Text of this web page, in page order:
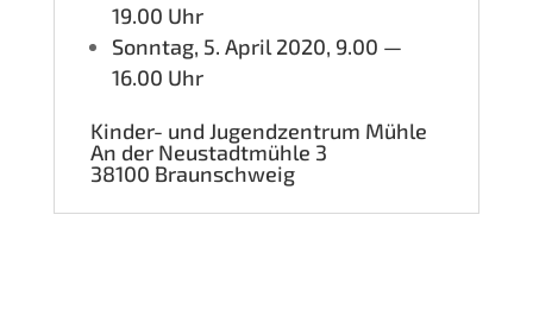
19.00 Uhr
Sonn­tag, 5. April 2020, 9.00 —
16.00 Uhr
Kin­der- und Jugend­zen­trum Mühle
An der Neu­stadt­müh­le 3
38100 Braun­schweig